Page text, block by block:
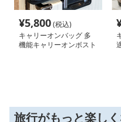
¥5,800(税込)
キャリーオンバッグ 多
機能キャリーオンボスト
旅行がもっと楽し